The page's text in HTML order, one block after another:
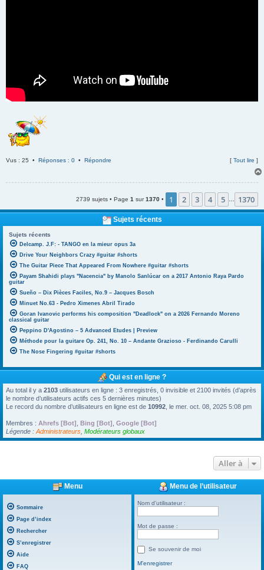
Vus : 25 • Réponses : 0 • Répondre [ Tout lire ]
2739 sujets • Page 1 sur1370 • 1 2 3 4 5 1370
Sujets récents
Sujets récents
Delcamp. J.F: - TANGO en la mieur opus 3a
Drive Your Neighbors Crazy #guitar #shorts
The Guitar Piece That Appeared From Nowhere #guitar #shorts
Payam Shahidi plays "Nacencia" by Manolo Sanlúcar on a 2017 Antonio Raya Pardo
guitar
Sueño – Dix Pièces Faciles, No.9 – Jacques Bosch
Minuet No.63 - Pedro Ximenes Abril Tirado
Goran Ivanovic performs his composition "Deadlock" on a 2026 Fernando Moreno
classical guitar
Peppino D'Agostino – 5 Advanced Etudes | Preview
Méthode pour la guitare Op. 241, No. 10 – Andante Grazioso - Ferdinando Carulli
The Nose Fingering #guitar #shorts
Qui est en ligne ?
Au total il y a 2103 utilisateurs en ligne : 3 enregistrés, 0 invisible et 2100 invités (d’après
le nombre d’utilisateurs actifs ces 5 dernières minutes)
Le record du nombre d’utilisateurs en ligne est de 10992 , le mer. oct. 08, 2025 5:08 pm
Membres : Ahrefs [Bot] Bing [Bot] Google [Bot]
Légende : Administrateurs Modérateurs globaux
Aller à
Menu
Sommaire
Page d’index
Rechercher
S’enregistrer
Aide
FAQ
Menu de l’utilisateur
Nom d’utilisateur :
Mot de passe :
Se souvenir de moi
M’enregistrer